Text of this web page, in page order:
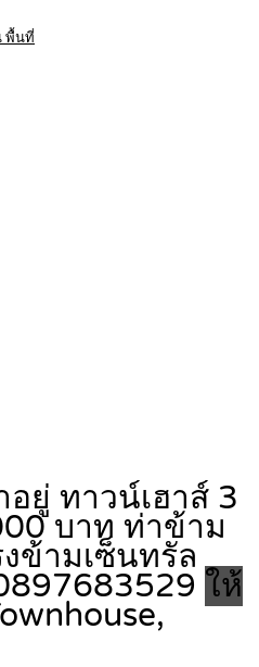
พื้นที่
อยู่ ทาวน์เฮาส์ 3
บาท ท่าข้าม
ข้ามเซ็นทรัล
ให้